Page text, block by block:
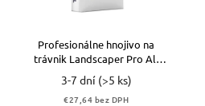
Profesionálne hnojivo na
trávnik Landscaper Pro All
Round 24+5+8+2MgO
3-7 dní (>5 ks)
€27,64 bez DPH